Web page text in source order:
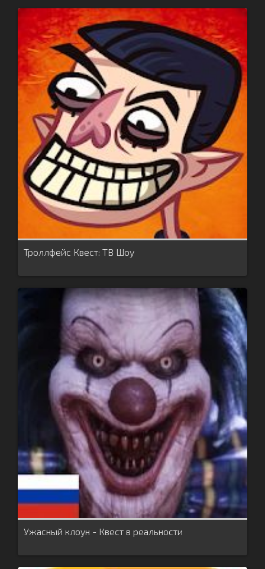
Троллфейс Квест: ТВ Шоу
Ужасный клоун - Квест в реальности